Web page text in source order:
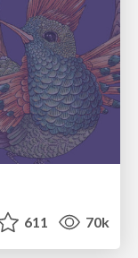
611 70k